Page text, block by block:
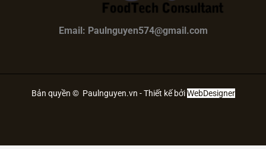
Email: Paulnguyen574@gmail.com
Bản quyền © Paulnguyen.vn - Thiết kế bởiWebDesigner